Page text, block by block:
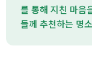
를 통해 지친 마음
들께 추천하는 명